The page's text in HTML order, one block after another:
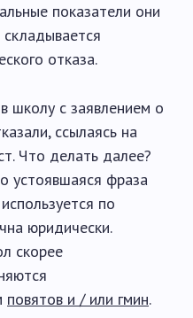
показатели они
отказа.
школу с заявлением о
ссылаясь на
Что делать далее?
устоявшаяся фраза
по
юридически.
скорее
повятов и / или гмин.